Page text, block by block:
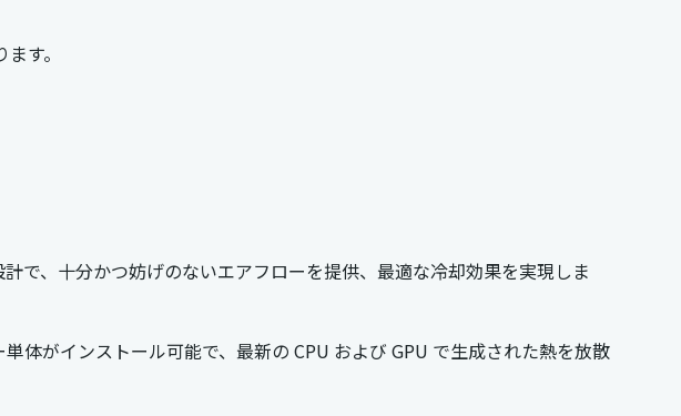
す。
で、十分かつ妨げのないエアフローを提供、最適な冷却効果を実現しま
体がインストール可能で、最新の CPU および GPU で生成された熱を放散